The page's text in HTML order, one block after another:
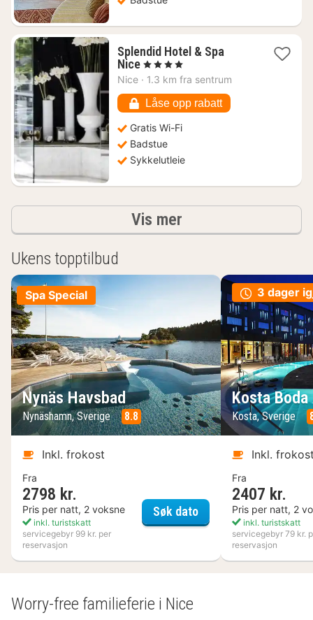
Splendid Hotel & Spa
Nice1
natt
2294
kr.
, 4 Stjerner
Nice · 1.3 km fra sentrum
Låse opp rabatt
Gratis Wi-Fi
Badstue
Sykkelutleie
Vis merResultater
Ukens topptilbud
Spa Special
Nynäs Havsbad
Nynäshamn, Sverige 8.8
Inkl. frokost
Fra
2798 kr.
Pris per natt, 2 voksne
inkl. turistskatt
servicegebyr 99 kr. per
reservasjon
Søk datoNynäs Havsbad
3 dager
Kosta
Kosta, Sverige
Inkl.
Fra
2407 kr.
Pris per natt, 2
inkl. turistskatt
servicegebyr 79 kr.
reservasjon
Worry-free familieferie i Nice